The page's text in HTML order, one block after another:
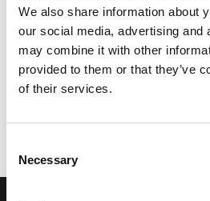
We also share information about
our social media, advertising and
may combine it with other
provided to them or that they’ve
of their services.
Selection
Necessary